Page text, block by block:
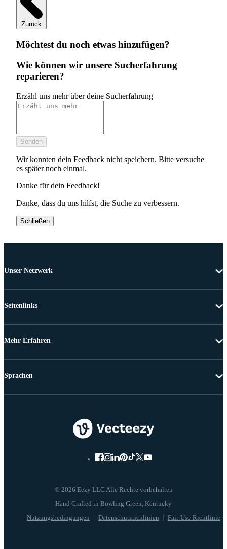
Zurück
Möchtest du noch etwas hinzufügen?
Wie können wir unsere Sucherfahrung
reparieren?
Erzähl uns mehr über deine Sucherfahrung
Senden
Wir konnten dein Feedback nicht speichern. Bitte versuche
es später noch einmal.
Danke für dein Feedback!
Danke, dass du uns hilfst, die Suche zu verbessern.
Schließen
Unser Netzwerk
Seitenlinks
Mehr Erfahren
© 2026 Eezy LLC Alle Rechte vorbehalten
Nutzungsbedingungen Datenschutzrichlinien Fair-Use-Richtlinie
Sprachen